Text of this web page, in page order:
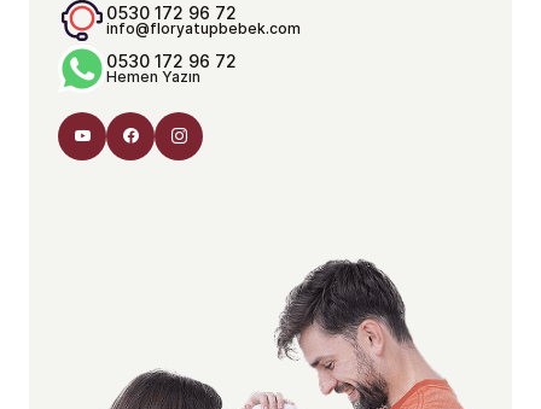
0530 172 96 72
info@floryatupbebek.com
0530 172 96 72
Hemen Yazın